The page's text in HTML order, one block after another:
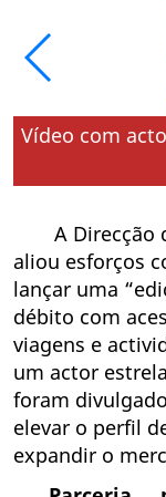
A Direcção
aliou esforços
lançar uma
débito com
viagens e
um actor
foram
elevar o perfil
expandir o